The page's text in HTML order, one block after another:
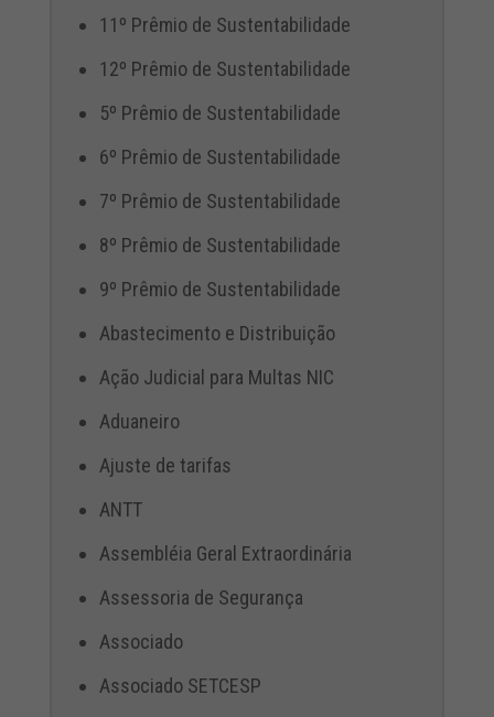
11º Prêmio de Sustentabilidade
12º Prêmio de Sustentabilidade
5º Prêmio de Sustentabilidade
6º Prêmio de Sustentabilidade
7º Prêmio de Sustentabilidade
8º Prêmio de Sustentabilidade
9º Prêmio de Sustentabilidade
Abastecimento e Distribuição
Ação Judicial para Multas NIC
Aduaneiro
Ajuste de tarifas
ANTT
Assembléia Geral Extraordinária
Assessoria de Segurança
Associado
Associado SETCESP